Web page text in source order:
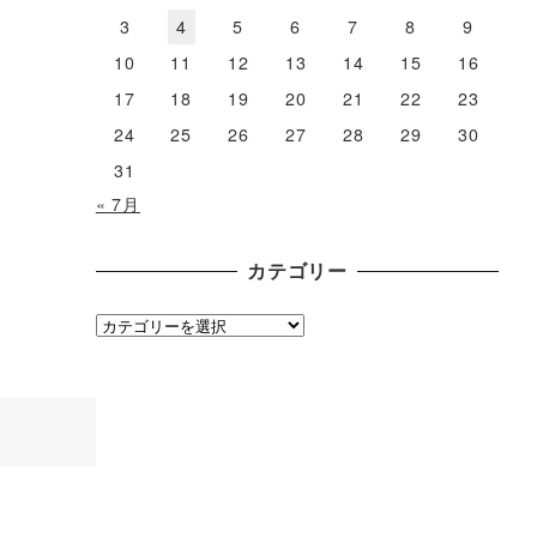
3
4 5 6 7 8
9
10
11 12 13 14 15
16
17
18 19 20 21 22
23
24
25 26 27 28 29
30
31
« 7月
カテゴリー
カ